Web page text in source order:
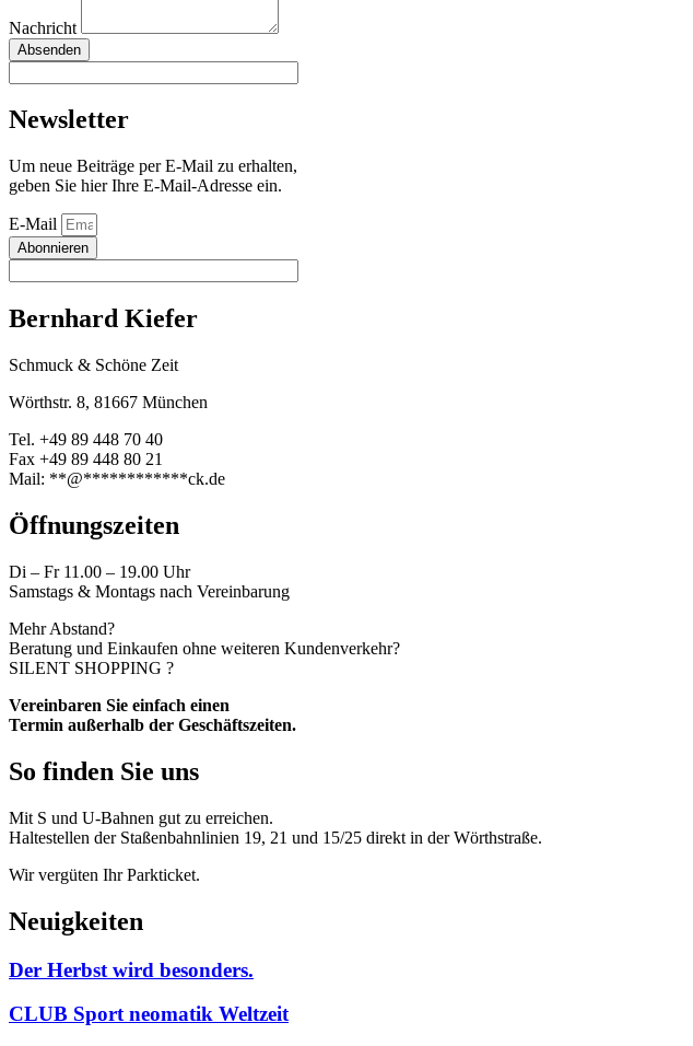
Nachricht
Absenden
Newsletter
Um neue Beiträge per E-Mail zu erhalten,
geben Sie hier Ihre E-Mail-Adresse ein.
E-Mail
Abonnieren
Bernhard Kiefer
Schmuck & Schöne Zeit
Wörthstr. 8, 81667 München
Tel. +49 89 448 70 40
Fax +49 89 448 80 21
Mail: **@************ck.de
Öffnungszeiten
Di – Fr 11.00 – 19.00 Uhr
Samstags & Montags nach Vereinbarung
Mehr Abstand?
Beratung und Einkaufen ohne weiteren Kundenverkehr?
SILENT SHOPPING ?
Vereinbaren Sie einfach einen
Termin außerhalb der Geschäftszeiten.
So finden Sie uns
Mit S und U-Bahnen gut zu erreichen.
Haltestellen der Staßenbahnlinien 19, 21 und 15/25 direkt in der Wörthstraße.
Wir vergüten Ihr Parkticket.
Neuigkeiten
Der Herbst wird besonders.
CLUB Sport neomatik Weltzeit